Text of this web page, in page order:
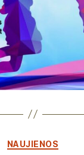
Kategorijos
NAUJIENOS